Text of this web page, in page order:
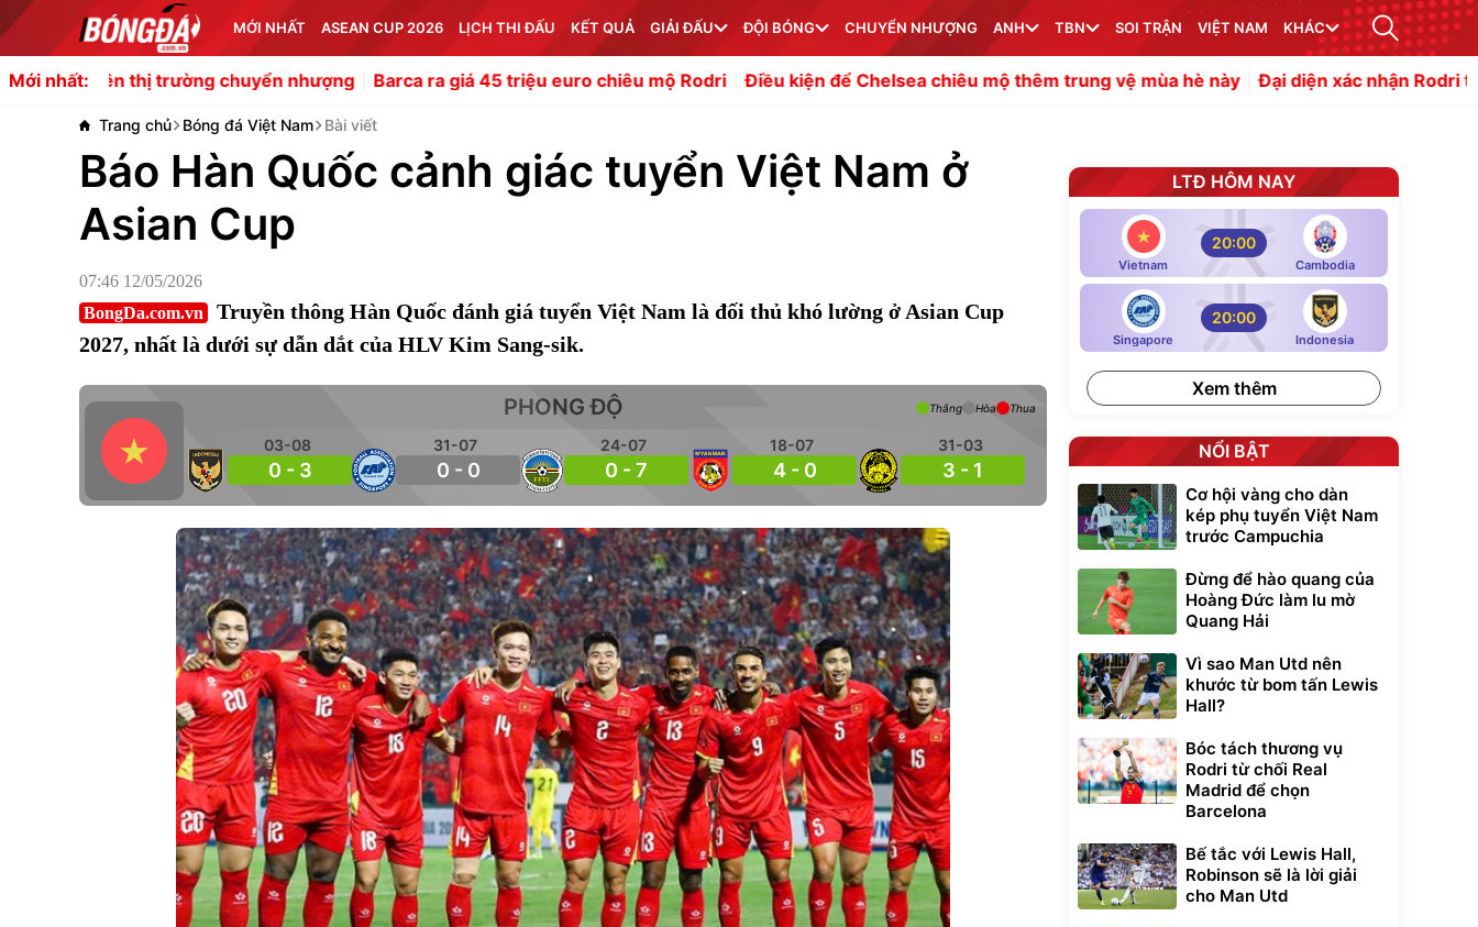
MỚI NHẤT ASEAN CUP 2026 LỊCH THI ĐẤU KẾT QUẢ GIẢI ĐẤU ĐỘI BÓNG CHUYỂN NHƯỢNG ANH TBN SOI TRẬN VIỆT NAM KHÁC
Mới nhất:
thị trường chuyển nhượng Barca ra giá 45 triệu euro chiêu mộ Rodri Điều kiện để Chelsea chiêu mộ thêm trung vệ mùa hè này Đại diện xác nhận Rodri từ chối Real
Trang chủ Bóng đá Việt Nam Bài viết
Báo Hàn Quốc cảnh giác tuyển Việt Nam ở
Asian Cup
07:46 12/05/2026
BongDa.com.vn
Truyền thông Hàn Quốc đánh giá tuyển Việt Nam là đối thủ khó lường ở Asian Cup
2027, nhất là dưới sự dẫn dắt của HLV Kim Sang-sik.
PHONG ĐỘ
03-08
0 - 3
31-07
0 - 0
24-07
0 - 7
18-07
4 - 0
31-03
3 - 1
Thắng Hòa Thua
LTĐ HÔM NAY
Vietnam
20:00
Cambodia
Singapore
20:00
Indonesia
Xem thêm
NỔI BẬT
Cơ hội vàng cho dàn
kép phụ tuyển Việt Nam
trước Campuchia
Đừng để hào quang của
Hoàng Đức làm lu mờ
Quang Hải
Vì sao Man Utd nên
khước từ bom tấn Lewis
Hall?
Bóc tách thương vụ
Rodri từ chối Real
Madrid để chọn
Barcelona
Bế tắc với Lewis Hall,
Robinson sẽ là lời giải
cho Man Utd